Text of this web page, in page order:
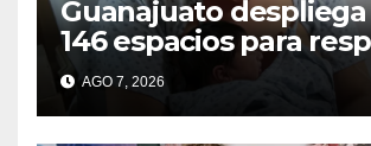
Guanajuato
146 espacios para
la lactancia materna
AGO 7, 2026